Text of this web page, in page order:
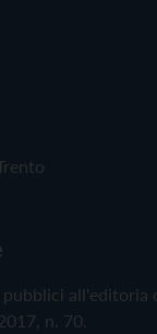
all'editoria
n. 70.